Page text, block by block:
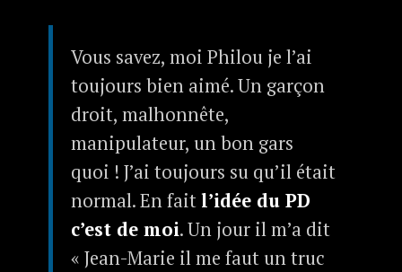
Vous savez, moi Philou je l’ai
toujours bien aimé. Un garçon
droit, malhonnête,
manipulateur, un bon gars
quoi ! J’ai toujours su qu’il était
normal. En faitl’idée du PD
c’est de moi. Un jour il m’a dit
« Jean-Marie il me faut un truc